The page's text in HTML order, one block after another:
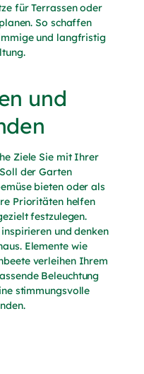
für Terrassen oder
So schaffen
und langfristig
und
Ziele Sie mit Ihrer
der Garten
bieten oder als
Prioritäten helfen
festzulegen.
und denken
Elemente wie
verleihen Ihrem
Beleuchtung
stimmungsvolle